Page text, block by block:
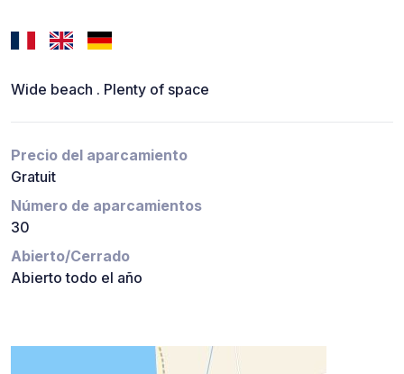
Wide beach . Plenty of space
Precio del aparcamiento
Gratuit
Número de aparcamientos
30
Abierto/Cerrado
Abierto todo el año